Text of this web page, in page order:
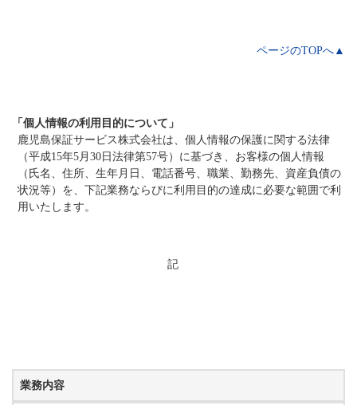
ページのTOPへ▲
「個人情報の利用目的について」
鹿児島保証サービス株式会社は、個人情報の保護に関する法律
（平成15年5月30日法律第57号）に基づき、お客様の個人情報
（氏名、住所、生年月日、電話番号、職業、勤務先、資産負債の
状況等）を、下記業務ならびに利用目的の達成に必要な範囲で利
用いたします。
記
業務内容